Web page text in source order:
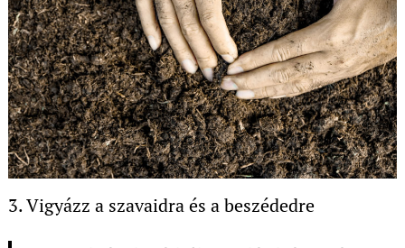
3. Vigyázz a szavaidra és a beszédedre
Keresés: